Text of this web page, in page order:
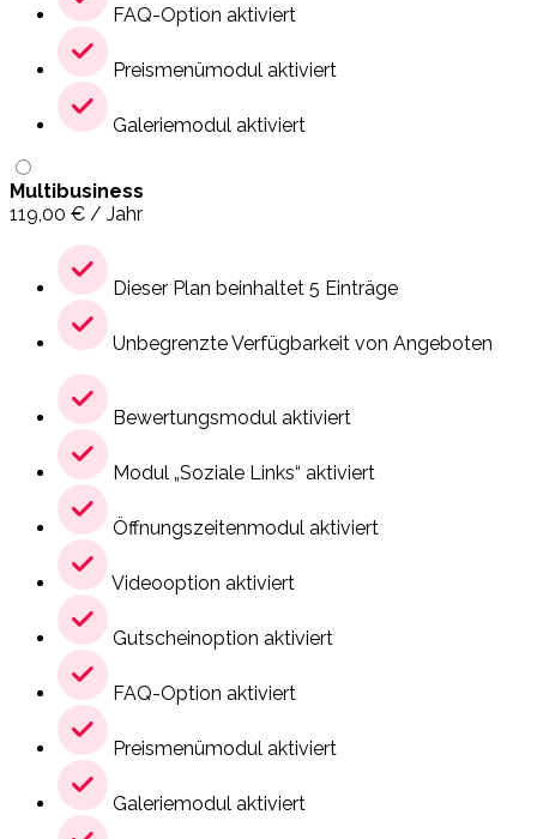
FAQ-Option aktiviert
Preismenümodul aktiviert
Galeriemodul aktiviert
Multibusiness
119,00 € / Jahr
Dieser Plan beinhaltet 5 Einträge
Unbegrenzte Verfügbarkeit von Angeboten
Bewertungsmodul aktiviert
Modul „Soziale Links“ aktiviert
Öffnungszeitenmodul aktiviert
Videooption aktiviert
Gutscheinoption aktiviert
FAQ-Option aktiviert
Preismenümodul aktiviert
Galeriemodul aktiviert